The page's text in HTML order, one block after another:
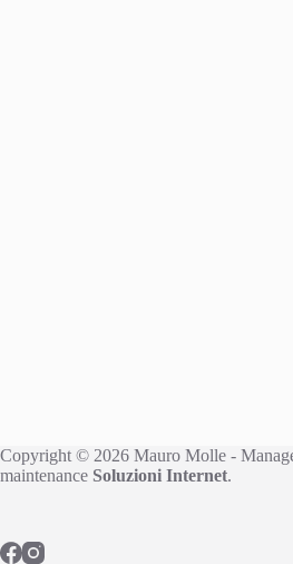
Copyright © 2026 Mauro Molle -
maintenance Soluzioni Internet.